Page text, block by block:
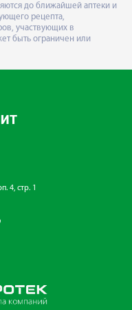
до ближайшей аптеки и
рецепта,
участвующих в
быть ограничен или
4, стр. 1